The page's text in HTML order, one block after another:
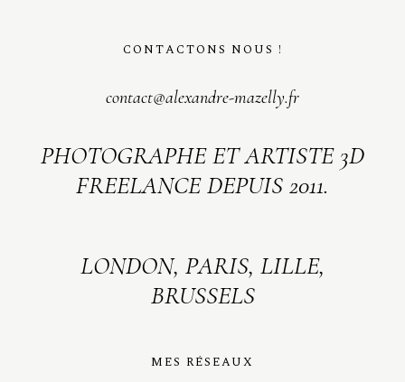
CONTACTONS NOUS !
contact@alexandre-mazelly.fr
PHOTOGRAPHE ET ARTISTE 3D
FREELANCE DEPUIS 2011.
LONDON, PARIS, LILLE,
BRUSSELS
MES RÉSEAUX